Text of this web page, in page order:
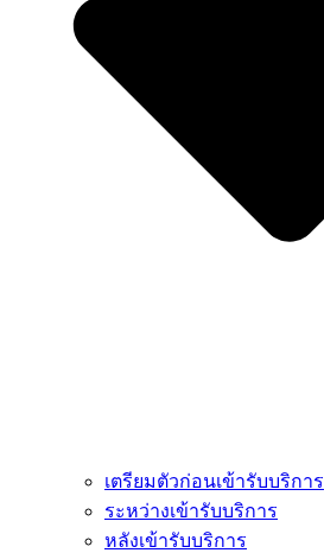
เตรียมตัวก่อนเข้ารับบริการ
ระหว่างเข้ารับบริการ
หลังเข้ารับบริการ